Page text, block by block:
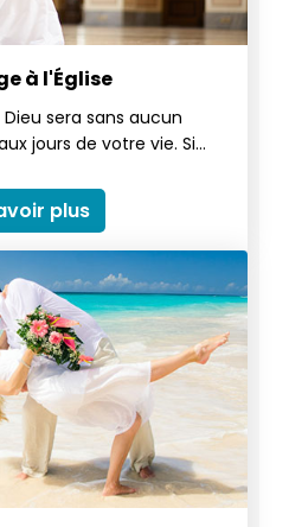
à l'Église
sera sans aucun
jours de votre vie. Si
? Avec une
des plus belles
vous
faire de votre mariage
plus